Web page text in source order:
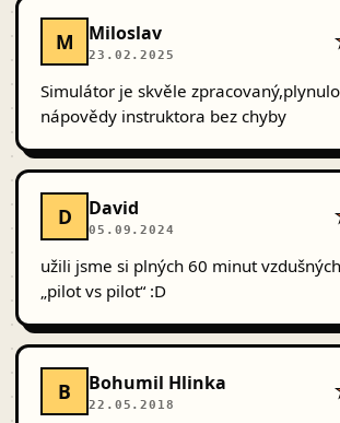
M Miloslav
23.02.2025
Simulátor je skvěle
nápovědy instruktora bez chyby
D David
05.09.2024
užili jsme si plných 60 minut
„pilot vs pilot“ :D
B Bohumil Hlinka
22.05.2018